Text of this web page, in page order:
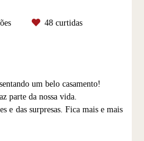
48curtidas
um belo casamento!
parte da nossa vida.
e das surpresas. Fica mais e mais